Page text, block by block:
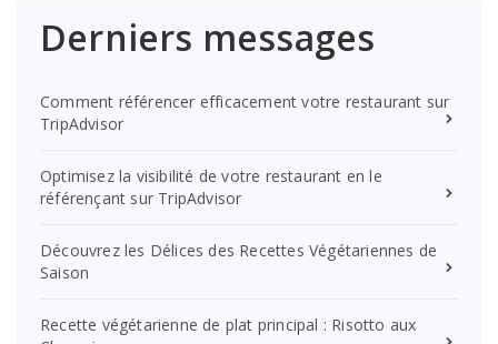
Derniers messages
Comment référencer efficacement votre restaurant sur
TripAdvisor
Optimisez la visibilité de votre restaurant en le
référençant sur TripAdvisor
Découvrez les Délices des Recettes Végétariennes de
Saison
Recette végétarienne de plat principal : Risotto aux